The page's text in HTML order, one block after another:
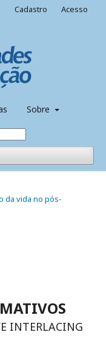
Sobre
Cadastro Acesso
da vida no pós-
INTERLACING